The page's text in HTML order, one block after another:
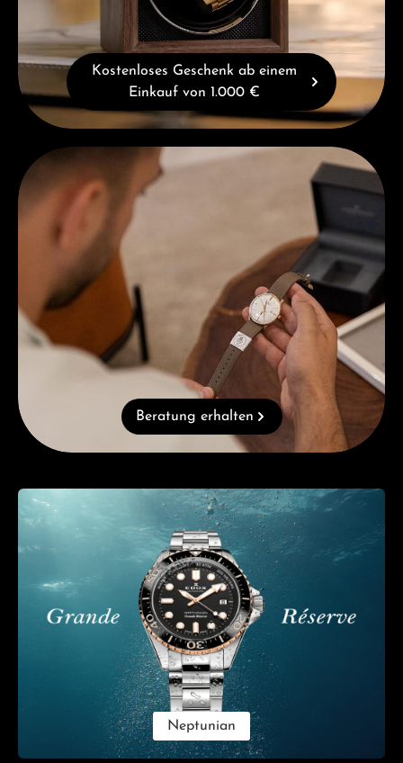
Kostenloses Geschenk ab einem
Einkauf von 1.000 €
Beratung erhalten
Beratung erhalten
Kategoriegalerie überspringen
Neptunian